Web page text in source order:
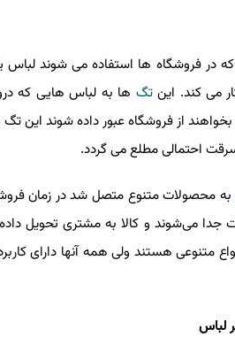
در فروشگاه ها استفاده می شوند لباس
می کند. اینتگها به لباس هایی که
از فروشگاه عبور داده شوند این تگ
احتمالی مطلع می گردد.
محصولات متنوع متصل شد در زمان فروش
می‌شوند و کالا به مشتری تحویل
متنوعی هستند ولی همه آنها دارای